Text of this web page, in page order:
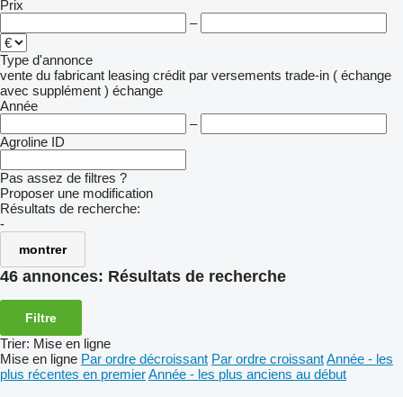
Prix
–
Type d'annonce
vente du fabricant leasing crédit par versements trade-in ( échange
avec supplément ) échange
Année
–
Agroline ID
Pas assez de filtres ?
Proposer une modification
Résultats de recherche:
-
montrer
46 annonces: Résultats de recherche
Filtre
Trier: Mise en ligne
Mise en ligne Par ordre décroissant Par ordre croissantAnnée - les
plus récentes en premierAnnée - les plus anciens au début